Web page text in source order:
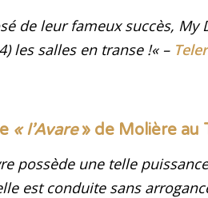
de leur fameux succès, My
les salles en transe !« –
« l’Avare» de Molière au
possède une telle
est conduite sans